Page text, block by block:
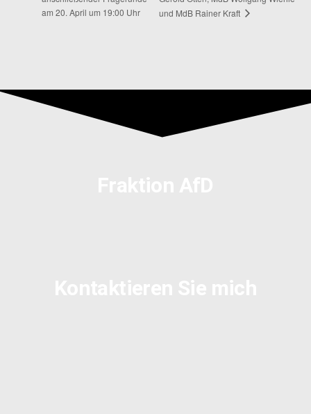
am 20. April um 19:00 Uhr
und MdB Rainer Kraft